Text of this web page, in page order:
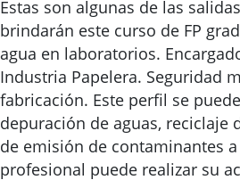
Estas son algunas de las
brindarán este curso de FP
agua en laboratorios.
Industria Papelera. Seguridad
fabricación. Este perfil se
depuración de aguas, reciclaje
de emisión de contaminantes
profesional puede realizar su